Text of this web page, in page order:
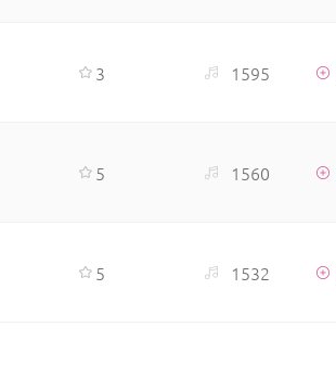
5 1560
3 1595
5 1532